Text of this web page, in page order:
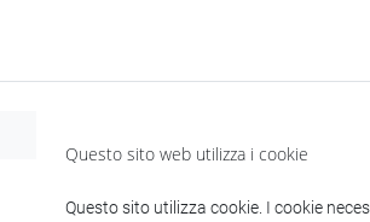
1. Jean-Claude Lemagny
2. David Levi Strauss,
3. André Gunthert,
avesse difficoltà a
Questo sito web utilizza i cookie
Questo sito utilizza cookie. I cookie